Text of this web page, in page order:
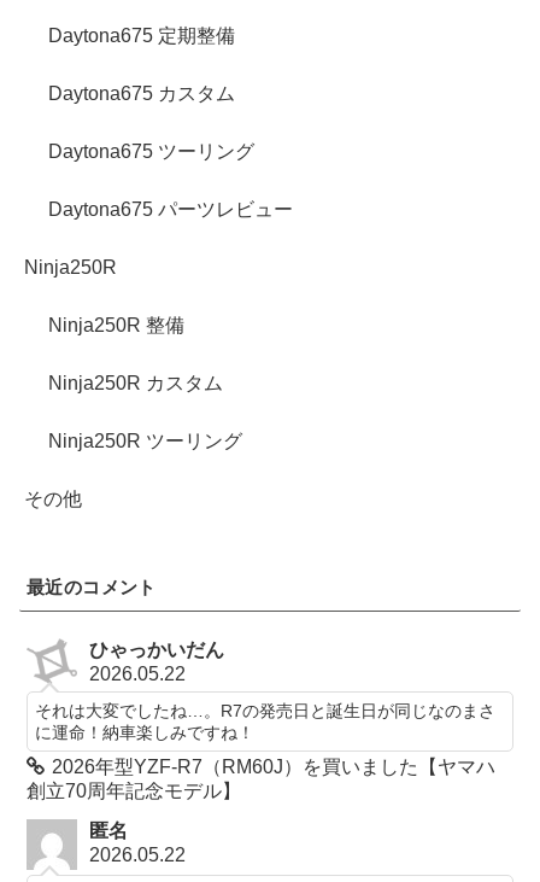
Daytona675 定期整備
Daytona675 カスタム
Daytona675 ツーリング
Daytona675 パーツレビュー
Ninja250R
Ninja250R 整備
Ninja250R カスタム
Ninja250R ツーリング
その他
最近のコメント
ひゃっかいだん
2026.05.22
それは大変でしたね…。R7の発売日と誕生日が同じなのまさ
に運命！納車楽しみですね！
2026年型YZF-R7（RM60J）を買いました【ヤマハ
創立70周年記念モデル】
匿名
2026.05.22